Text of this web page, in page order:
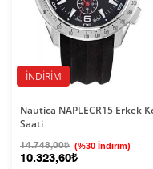
İNDIRIM
Nautica NAPLECR15 Erkek
Saati
14.748,00₺ (%30 İndirim)
10.323,60₺